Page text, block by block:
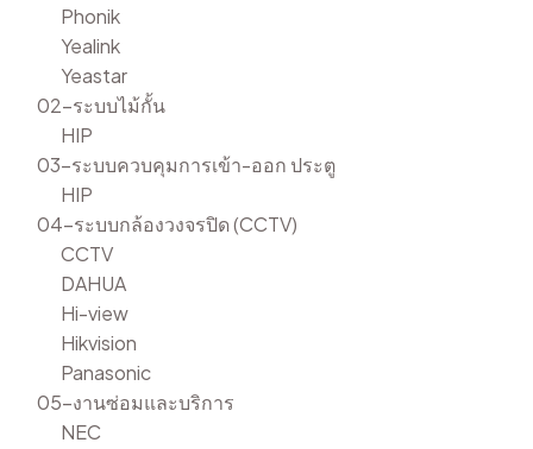
Phonik
Yealink
Yeastar
02-ระบบไม้กั้น
HIP
03-ระบบควบคุมการเข้า-ออก ประตู
HIP
04-ระบบกล้องวงจรปิด (CCTV)
CCTV
DAHUA
Hi-view
Hikvision
Panasonic
05-งานซ่อมและบริการ
NEC